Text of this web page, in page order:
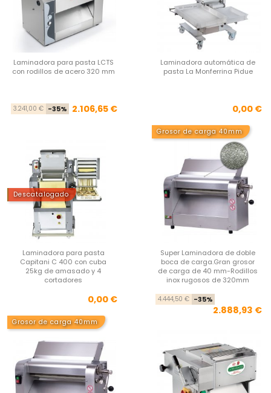
Laminadora para pasta LCTS
con rodillos de acero 320 mm
Precio base
3.241,00 € -35% Precio
2.106,65 €
Laminadora automática de
pasta La Monferrina Pidue
0,00 €
Descatalogado
Laminadora para pasta
Capitani C 400 con cuba
25kg de amasado y 4
cortadores
Precio
0,00 €
Grosor de carga 40mm
Super Laminadora de doble
boca de carga.Gran grosor
de carga de 40 mm-Rodillos
inox rugosos de 320mm
4.444,50 € -35%
2.888,93 €
Grosor de carga 40mm